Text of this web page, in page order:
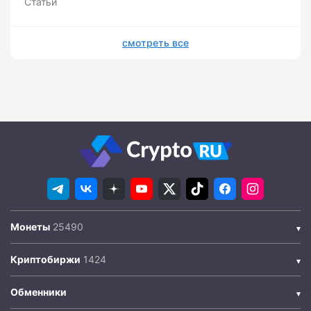
смотреть все
Монеты
Криптобиржи
Обменники